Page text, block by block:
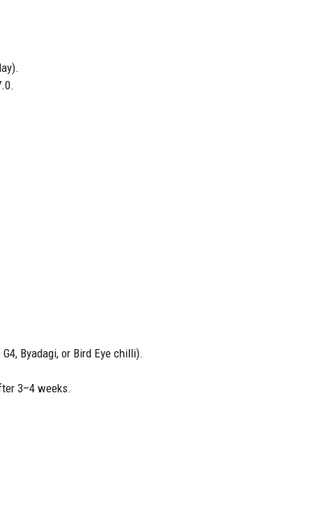
Byadagi, or Bird Eye chilli).
3–4 weeks.